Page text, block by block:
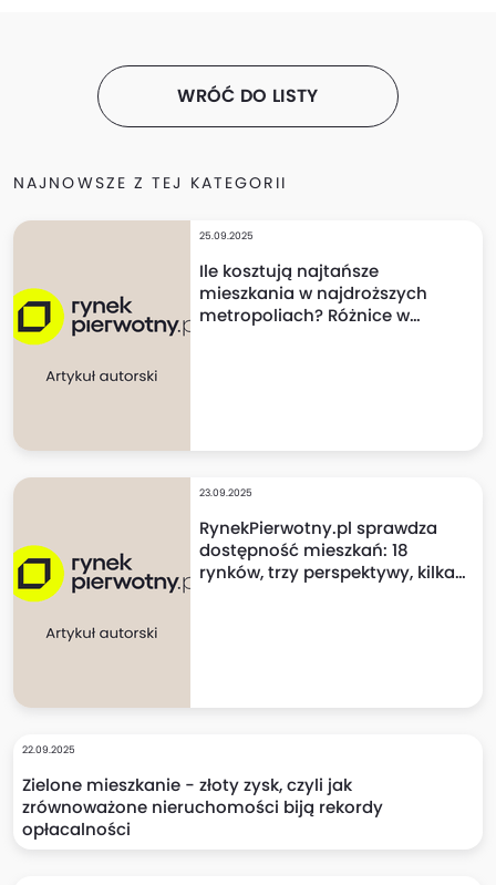
WRÓĆ DO LISTY
NAJNOWSZE Z TEJ KATEGORII
25.09.2025
Ile kosztują najtańsze
mieszkania w najdroższych
metropoliach? Różnice w
23.09.2025
RynekPierwotny.pl sprawdza
dostępność mieszkań: 18
rynków, trzy perspektywy, kilka
22.09.2025
Zielone mieszkanie - złoty zysk, czyli jak
zrównoważone nieruchomości biją rekordy
opłacalności